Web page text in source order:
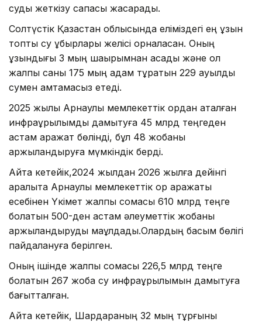
суды жеткізу сапасы жақсарады.
Солтүстік Қазақстан облысында еліміздегі ең ұзын
топтық су құбырлары желісі орналасқан. Оның
ұзындығы 3 мың шақырымнан асады және ол
жалпы саны 175 мың адам тұратын 229 ауылды
сумен қамтамасыз етеді.
2025 жылы Арнаулы мемлекеттік қордан аталған
инфрақұрылымды дамытуға 45 млрд теңгеден
астам қаражат бөлінді, бұл 48 жобаны
қаржыландыруға мүмкіндік берді.
Айта кетейік,2024 жылдан 2026 жылға дейінгі
аралықта Арнаулы мемлекеттік қор қаражаты
есебінен Үкімет жалпы сомасы 610 млрд теңге
болатын 500-ден астам әлеуметтік жобаны
қаржыландыруды мақұлдады.Олардың басым бөлігі
пайдалануға берілген.
Оның ішінде жалпы сомасы 226,5 млрд теңге
болатын 267 жоба су инфрақұрылымын дамытуға
бағытталған.
Айта кетейік, Шардараның 32 мың тұрғыны